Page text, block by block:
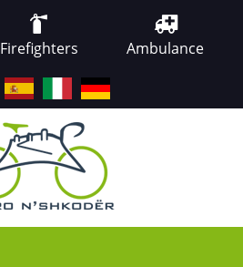
Firefighters Ambulance